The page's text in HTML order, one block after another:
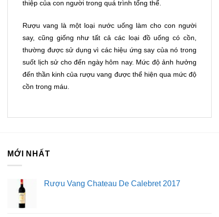
thiệp của con người trong quá trình tổng thể.
Rượu vang là một loại nước uống làm cho con người
say, cũng giống như tất cả các loại đồ uống có cồn,
thường được sử dụng vì các hiệu ứng say của nó trong
suốt lịch sử cho đến ngày hôm nay. Mức độ ảnh hưởng
đến thần kinh của rượu vang được thể hiện qua mức độ
cồn trong máu.
MỚI NHẤT
Rượu Vang Chateau De Calebret 2017